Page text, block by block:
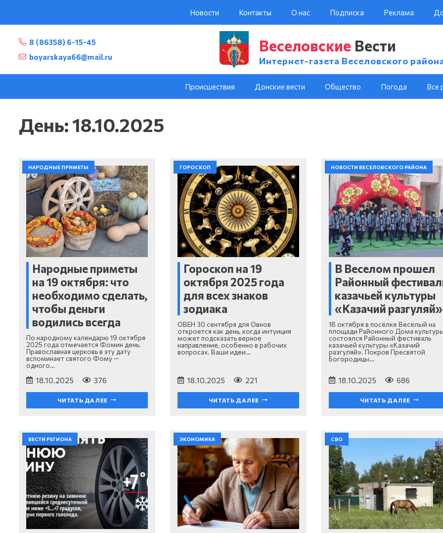
Новости Контакты О нас Подписка Реклама
8 (86358) 6-15-45
boyarskaya66@mail.ru
Веселовские Вести
Интернет-газета Веселовского
Происшествия Донские вести Общество Погода Все
День:18.10.2025
НАРОДНЫЕ ПРИМЕТЫ
Народные приметы
на 19 октября: что
необходимо сделать,
чтобы деньги
водились всегда
По народному календарю 19 октября
2025 года отмечается Фомин день.
Православная церковь в эту дату
вспоминает святого Фому —
одного…
18.10.2025 376
ЧИТАТЬ ДАЛЕЕ
ГОРОСКОП
Гороскоп на 19
октября 2025 года
для всех знаков
зодиака
ОВЕН 30 сентября для Овнов
откроется как день, когда интуиция
может подсказать верное
направление, особенно в рабочих
вопросах. Ваши идеи…
18.10.2025 221
ЧИТАТЬ ДАЛЕЕ
НОВОСТИ ВЕСЕЛОВСКОГО РАЙОНА
В Веселом прошел
Районный
казачьей культуры
«Казачий разгуляй»
18 октября в посёлке Весёлый на
площади Районного Дома
состоялся Районный фестиваль
казачьей культуры «Казачий
разгуляй». Покров Пресвятой
Богородицы…
18.10.2025 686
ЧИТАТЬ ДАЛЕЕ
ВЕСТИ РЕГИОНА ЭКОНОМИКА СВО